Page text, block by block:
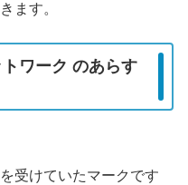
ます。
トワーク のあらす
受けていたマークです